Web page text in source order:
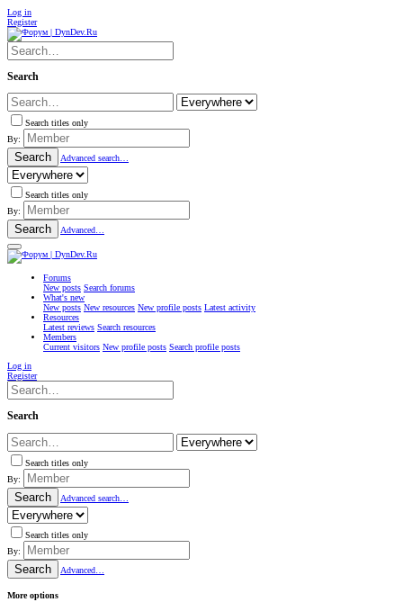
Log in
Register
Search
Search titles only
By:
Search Advanced search…
Search titles only
By:
Search Advanced…
Forums
New posts Search forums
What's new
New posts New resources New profile posts Latest activity
Resources
Latest reviews Search resources
Members
Current visitors New profile posts Search profile posts
Log in
Register
Search
Search titles only
By:
Search Advanced search…
Search titles only
By:
Search Advanced…
More options